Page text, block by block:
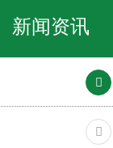
新闻资讯